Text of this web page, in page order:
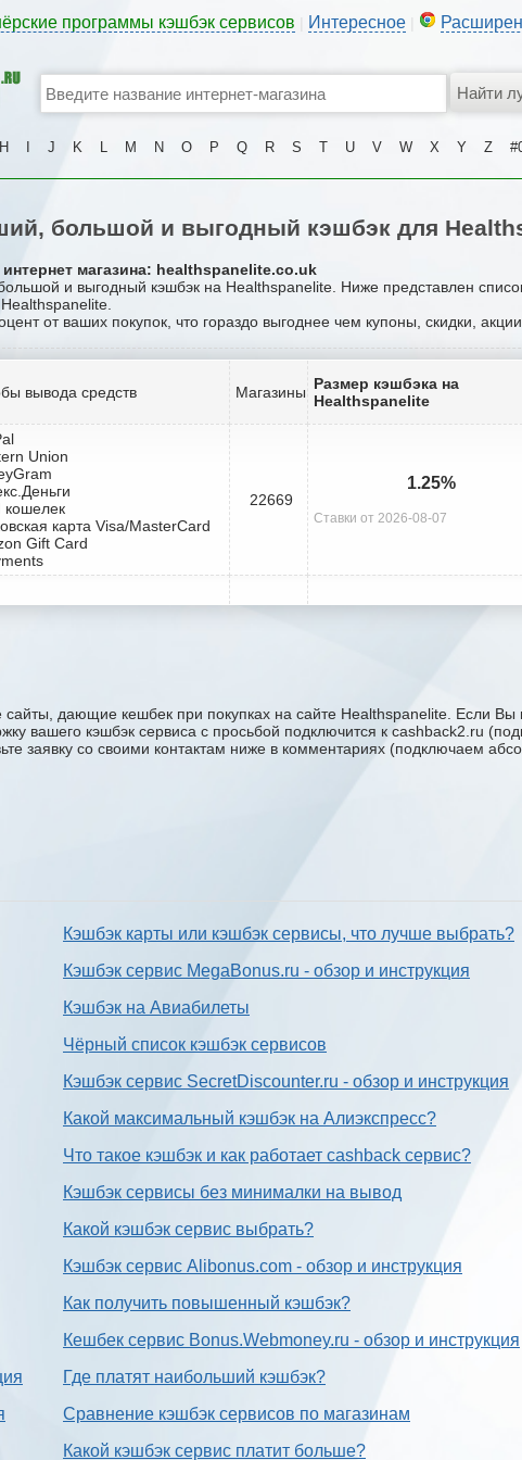
программы кэшбэк сервисов Интересное
H J K L M N O P Q R S T U V W X Y Z
большой и выгодный кэшбэк для
магазина: healthspanelite.co.uk
и выгодный кэшбэк на Healthspanelite. Ниже представлен
от ваших покупок, что гораздо выгоднее чем купоны, скидки,
вывода средств Магазины Размер кэшбэка на
Healthspanelite
Union
кошелек
карта Visa/MasterCard
Gift Card
22669
1.25%
Ставки от 2026-08-07
дающие кешбек при покупках на сайте Healthspanelite. Если Вы
вашего кэшбэк сервиса с проcьбой подключится к cashback2.ru
заявку со своими контактам ниже в комментариях (подключаем
Кэшбэк карты или кэшбэк сервисы, что лучше выбрать?
Кэшбэк сервис MegaBonus.ru - обзор и инструкция
Кэшбэк на Авиабилеты
Чёрный список кэшбэк сервисов
Кэшбэк сервис SecretDiscounter.ru - обзор и инструкция
Какой максимальный кэшбэк на Алиэкспресс?
Что такое кэшбэк и как работает cashback сервис?
Кэшбэк сервисы без минималки на вывод
Какой кэшбэк сервис выбрать?
Кэшбэк сервис Alibonus.com - обзор и инструкция
Как получить повышенный кэшбэк?
Кешбек сервис Bonus.Webmoney.ru - обзор и инструкция
Где платят наибольший кэшбэк?
Сравнение кэшбэк сервисов по магазинам
Какой кэшбэк сервис платит больше?